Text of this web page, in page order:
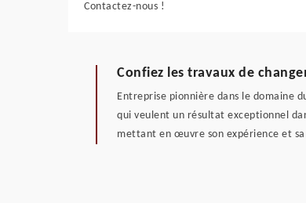
Contactez-nous !
Confiez les travaux de
Entreprise pionnière dans le domaine
qui veulent un résultat exceptionnel
mettant en œuvre son expérience et